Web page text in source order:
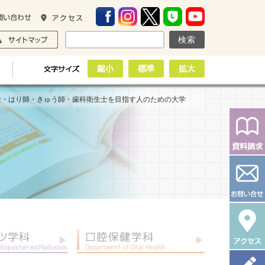
はり師・きゅう師・歯科衛生士を目指す人のための大学